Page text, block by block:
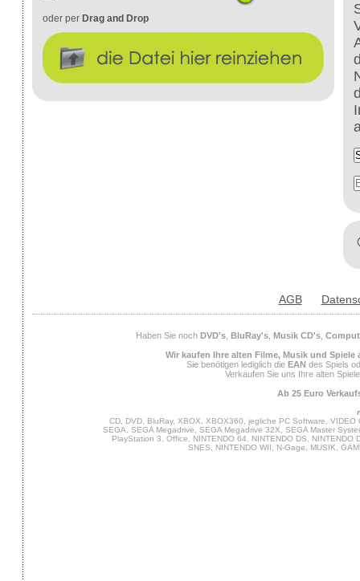
oder per Drag and Drop
AGB
Haben Sie noch DVD's, BluRay's, Musik CD's,
Wir kaufen Ihre alten Filme, Musik und Spiele
Sie benötigen lediglich die EAN des Spiels
Verkaufen Sie uns Ihre alten
Ab 25 Euro
CD, DVD, BluRay, XBOX, XBOX360, jegliche PC Software,
SEGA, SEGA Megadrive, SEGA Megadrive 32X, SEGA Master
PlayStation 3, Office, NINTENDO 64, NINTENDO DS,
SNES, NINTENDO WII, N-Gage, MUSIK,